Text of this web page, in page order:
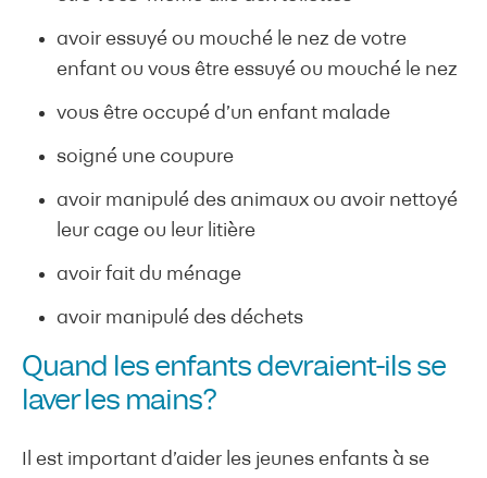
avoir essuyé ou mouché le nez de votre
enfant ou vous être essuyé ou mouché le nez
vous être occupé d’un enfant malade
soigné une coupure
avoir manipulé des animaux ou avoir nettoyé
leur cage ou leur litière
avoir fait du ménage
avoir manipulé des déchets
Quand les enfants devraient-ils se
laver les mains?
Il est important d’aider les jeunes enfants à se